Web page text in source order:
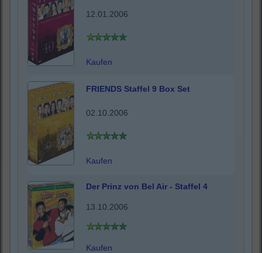
12.01.2006
Kaufen
FRIENDS Staffel 9 Box Set
02.10.2006
Kaufen
Der Prinz von Bel Air - Staffel 4
13.10.2006
Kaufen